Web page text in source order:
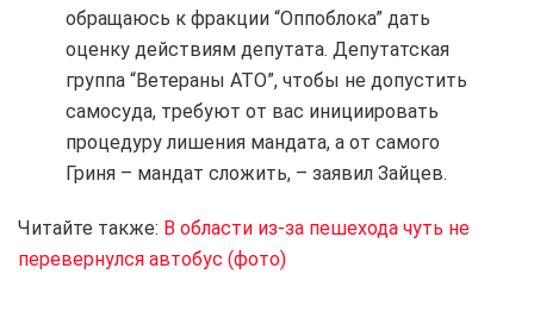
обращаюсь к фракции “Оппоблока” дать
оценку действиям депутата. Депутатская
группа “Ветераны АТО”, чтобы не допустить
самосуда, требуют от вас инициировать
процедуру лишения мандата, а от самого
Гриня – мандат сложить, – заявил Зайцев.
Читайте также: В области из-за пешехода чуть не
перевернулся автобус (фото)